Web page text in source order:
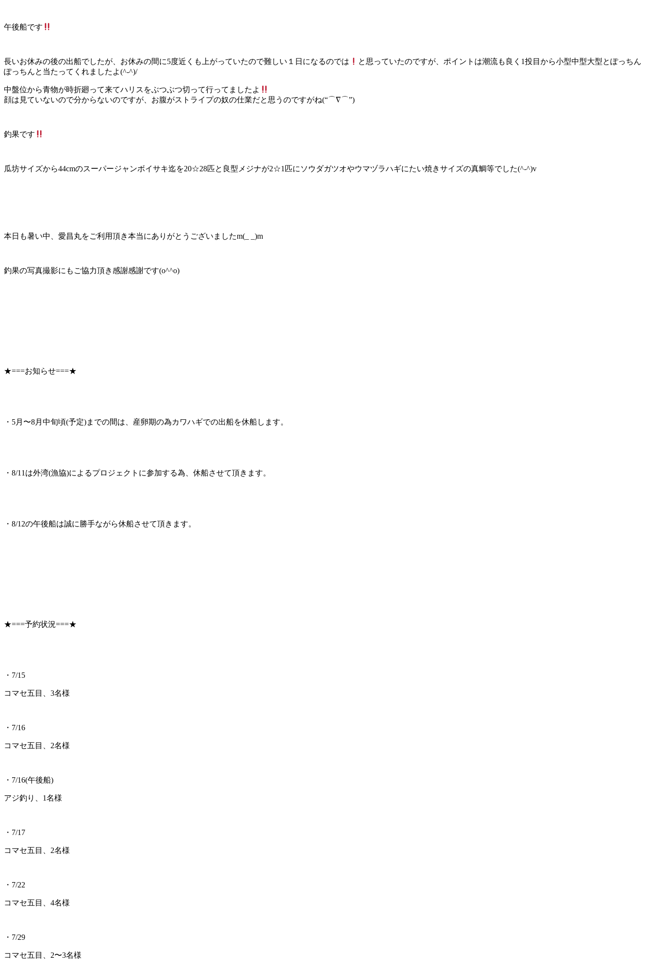
午後船です
長いお休みの後の出船でしたが、お休みの間に5度近くも上がっていたので難しい１日になるのでは
と思っていたのですが、ポイントは潮流も良く1投目から小型中型大型とぽっちん
ぽっちんと当たってくれましたよ(^-^)/
中盤位から青物が時折廻って来てハリスをぶつぶつ切って行ってましたよ
顔は見ていないので分からないのですが、お腹がストライプの奴の仕業だと思うのですがね(“⌒∇⌒”)
釣果です
瓜坊サイズから44cmのスーパージャンボイサキ迄を20☆28匹と良型メジナが2☆1匹にソウダガツオやウマヅラハギにたい焼きサイズの真鯛等でした(^-^)v
本日も暑い中、愛昌丸をご利用頂き本当にありがとうございましたm(_ _)m
釣果の写真撮影にもご協力頂き感謝感謝です(o^^o)
★===お知らせ===★
・5月〜8月中旬頃(予定)までの間は、産卵期の為カワハギでの出船を休船します。
・8/11は外湾(漁協)によるプロジェクトに参加する為、休船させて頂きます。
・8/12の午後船は誠に勝手ながら休船させて頂きます。
★===予約状況===★
・7/15
コマセ五目、3名様
・7/16
コマセ五目、2名様
・7/16(午後船)
アジ釣り、1名様
・7/17
コマセ五目、2名様
・7/22
コマセ五目、4名様
・7/29
コマセ五目、2〜3名様